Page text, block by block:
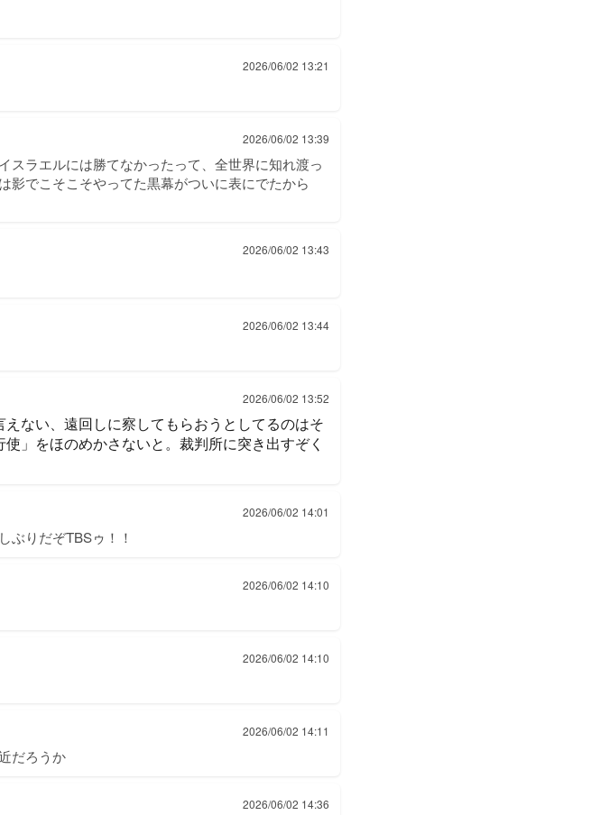
2026/06/02 13:21
2026/06/02 13:39
スラエルには勝てなかったって、全世界に知れ渡っ
でこそこそやってた黒幕がついに表にでたから
2026/06/02 13:43
2026/06/02 13:44
2026/06/02 13:52
ない、遠回しに察してもらおうとしてるのはそ
」をほのめかさないと。裁判所に突き出すぞく
2026/06/02 14:01
ぶりだぞTBSゥ！！
2026/06/02 14:10
2026/06/02 14:10
2026/06/02 14:11
だろうか
2026/06/02 14:36